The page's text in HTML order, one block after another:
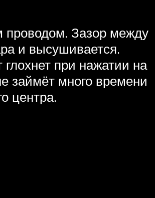
проводом. Зазор между
и высушивается.
при нажатии на
займёт много времени
центра.